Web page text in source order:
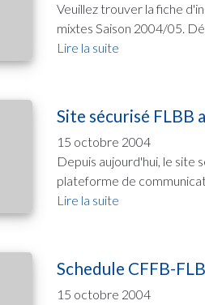
Veuillez trouver la fiche
mixtes Saison 2004/05.
Lire la suite
Site sécurisé FLBB
15 octobre 2004
Depuis aujourd'hui, le site
plateforme de
Lire la suite
Schedule CFFB-
15 octobre 2004